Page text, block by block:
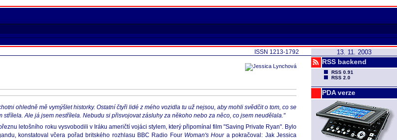
13. 11. 2003
RSS backend
RSS 0.91
RSS 2.0
PDA verze
ISSN 1213-1792
ohledně mě vymýšlet historky. Ostatní čtyři lidé z mého vozidla tu už nejsou, aby mohli svědčit o tom, co se
Ale já jsem nestřílela. Nebudu si přisvojovat zásluhy za někoho nebo za něco, co jsem neudělala."
letošního roku vysvobodili v Iráku američtí vojáci stylem, který připomínal film "Saving Private Ryan". Bylo
konstatoval včera pořad britského rozhlasu BBC Radio Four Woman's Houra pokračoval: Jak Jessica